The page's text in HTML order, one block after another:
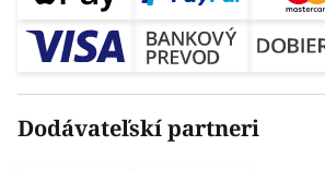
Dodávateľskí partneri